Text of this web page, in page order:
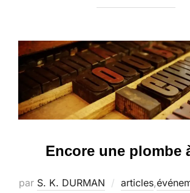
Encore une plombe
par S. K. DURMAN articles,